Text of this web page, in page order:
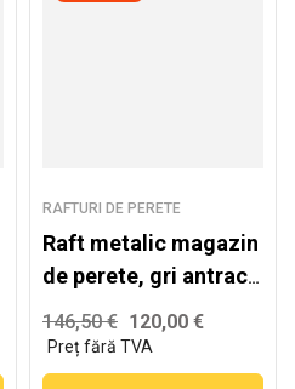
RAFTURI DE PERETE
Raft metalic magazin
de perete, gri antracit
– H:2235mm x
L:1250mm x
W:400mm
146,50€ 120,00 €